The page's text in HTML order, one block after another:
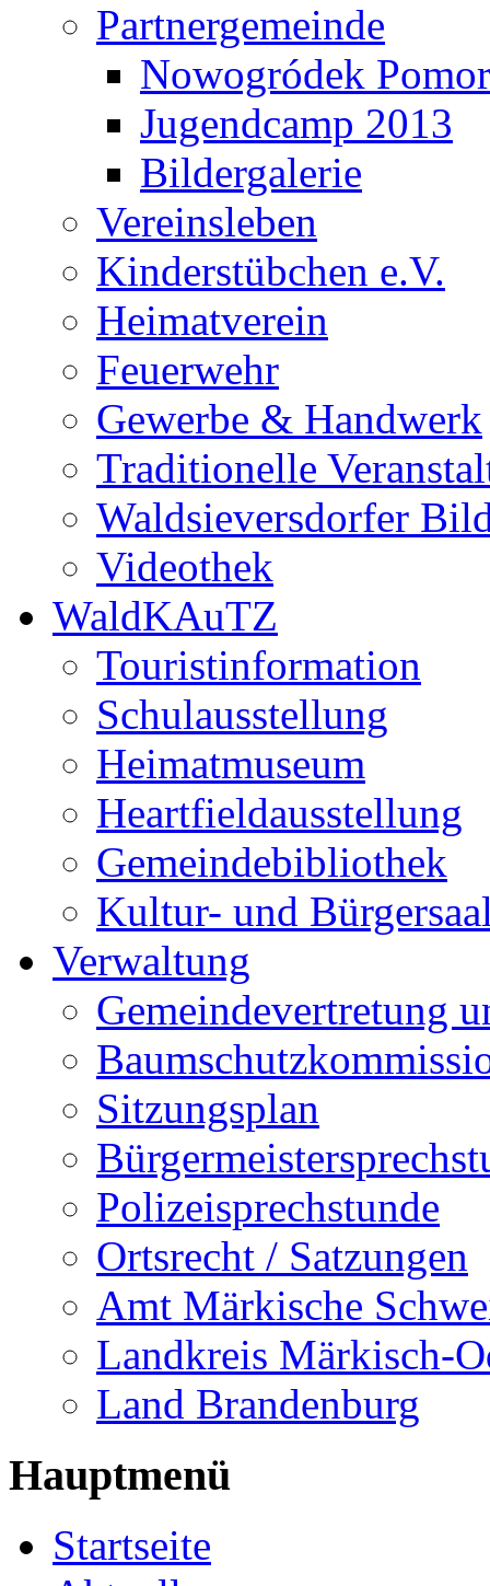
Partnergemeinde
Nowogródek
Jugendcamp 2013
Bildergalerie
Vereinsleben
Kinderstübchen e.V.
Heimatverein
Feuerwehr
Gewerbe & Handwerk
Traditionelle
Waldsieversdorfer
Videothek
WaldKAuTZ
Touristinformation
Schulausstellung
Heimatmuseum
Heartfieldausstellung
Gemeindebibliothek
Kultur- und
Verwaltung
Gemeindevertretung
Sitzungsplan
Polizeisprechstunde
Ortsrecht / Satzungen
Amt Märkische
Landkreis Märkisch-
Land Brandenburg
Hauptmenü
Startseite